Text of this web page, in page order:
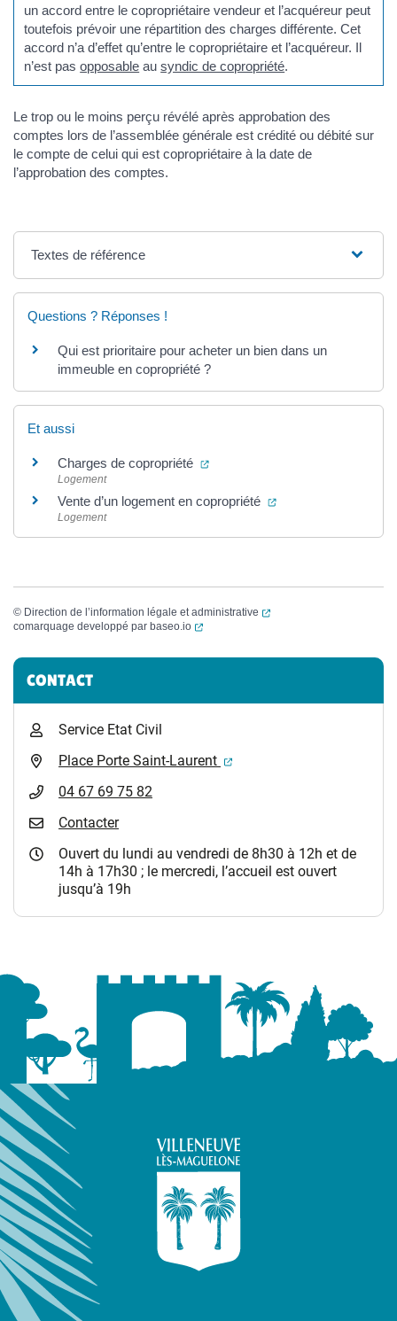
un accord entre le copropriétaire vendeur et l’acquéreur peut
toutefois prévoir une répartition des charges différente. Cet
accord n’a d’effet qu’entre le copropriétaire et l’acquéreur. Il
n’est pasopposable ausyndic de copropriété.
Le trop ou le moins perçu révélé après approbation des
comptes lors de l’assemblée générale est crédité ou débité sur
le compte de celui qui est copropriétaire à la date de
l’approbation des comptes.
Textes de référence
Questions ? Réponses !
Qui est prioritaire pour acheter un bien dans un
immeuble en copropriété ?
Et aussi
Charges de copropriété (ouverture dans un nouvel
Logement
Vente d’un logement en copropriété (ouverture dans un
Logement
© Direction de l’information légale et administrative
(ouverture dans un
comarquage developpé par baseo.io (ouverture dans un nouvel onglet)
Informations complémentaires
CONTACT
Service Etat Civil
Place Porte Saint-Laurent
(ouverture dans un
04 67 69 75 82
Contacter
Ouvert du lundi au vendredi de 8h30 à 12h et de
14h à 17h30 ; le mercredi, l’accueil est ouvert
jusqu’à 19h